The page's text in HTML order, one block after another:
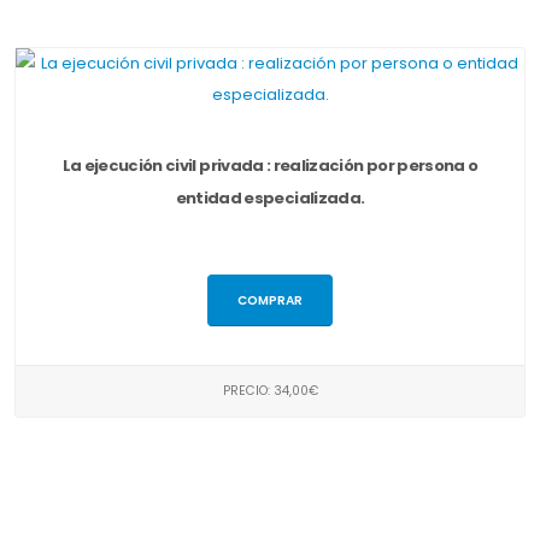
La ejecución civil privada : realización por persona o
entidad especializada.
COMPRAR
PRECIO: 34,00€